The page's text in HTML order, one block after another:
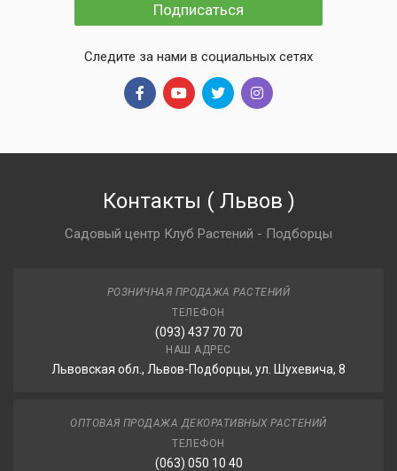
Подписаться
Следите за нами в социальных сетях
Контакты ( Львов )
Садовый центр Клуб Растений - Подборцы
РОЗНИЧНАЯ ПРОДАЖА РАСТЕНИЙ
ТЕЛЕФОН
(093) 437 70 70
НАШ АДРЕС
Львовская обл., Львов-Подборцы, ул. Шухевича, 8
ОПТОВАЯ ПРОДАЖА ДЕКОРАТИВНЫХ РАСТЕНИЙ
ТЕЛЕФОН
(063) 050 10 40